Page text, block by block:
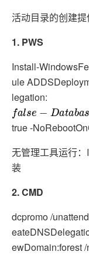
活动目录的创建提
1. PWS
Install-
ule
legation:
false− Da tabasePa
true -
无管理工具运行
装
2. CMD
dcpromo /
ewDomain:forest